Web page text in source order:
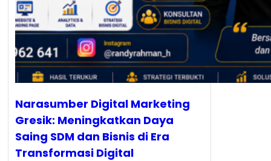
Narasumber Digital Marketing
Gresik: Meningkatkan Daya
Saing SDM dan Bisnis di Era
Transformasi Digital